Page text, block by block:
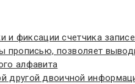
и фиксации счетчика
позволяет
алфавита
другой двоичной